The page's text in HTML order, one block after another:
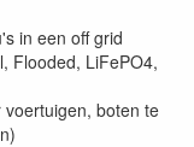
in een off grid
Flooded, LiFePO4,
voertuigen, boten te